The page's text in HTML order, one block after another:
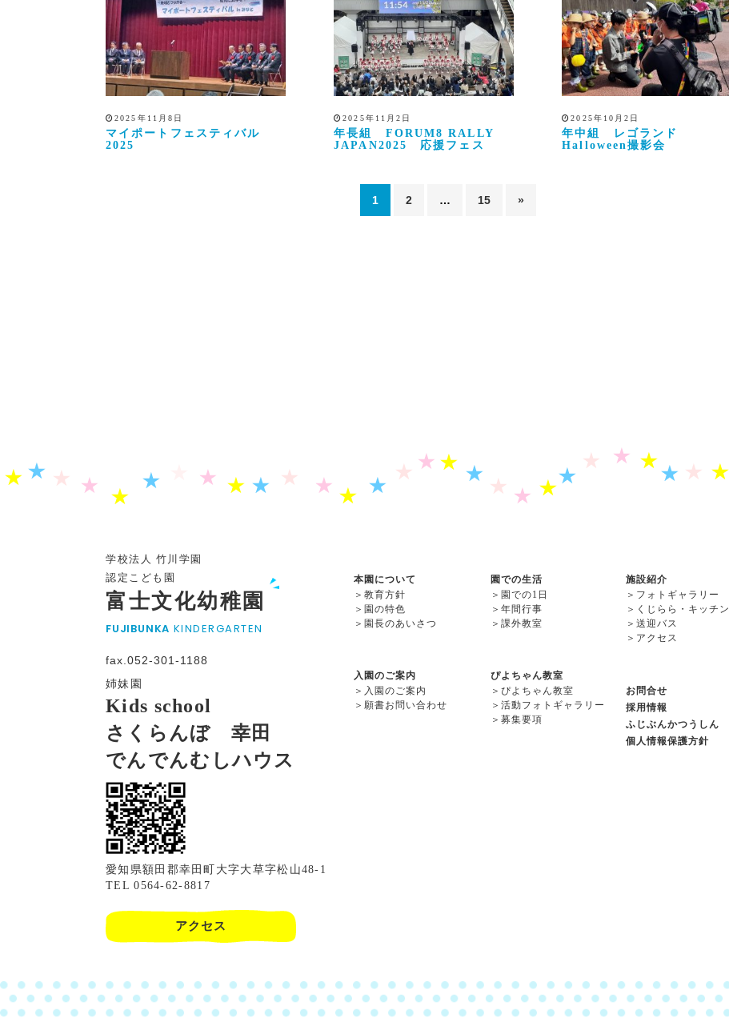
2025年11月8日
マイポートフェスティバル
2025
2025年11月2日
年長組 FORUM8 RALLY
JAPAN2025 応援フェス
2025年10月2日
年中組 レゴランド
Halloween撮影会
1 2 … 15 »
学校法人 竹川学園
認定こども園
富士文化幼稚園
FUJIBUNKA KINDERGARTEN
fax.052-301-1188
姉妹園
Kids school
さくらんぼ 幸田
でんでんむしハウス
愛知県額田郡幸田町大字大草字松山48-1
TEL 0564-62-8817
アクセス
本園について
＞ 教育方針
＞ 園の特色
＞ 園長のあいさつ
入園のご案内
＞ 入園のご案内
＞ 願書お問い合わせ
園での生活
＞ 園での1日
＞ 年間行事
＞ 課外教室
ぴよちゃん教室
＞ ぴよちゃん教室
＞ 活動フォトギャラリー
＞ 募集要項
施設紹介
＞ フォトギャラリー
＞ くじらら・キッチン
＞ 送迎バス
＞ アクセス
お問合せ
採用情報
ふじぶんかつうしん
個人情報保護方針